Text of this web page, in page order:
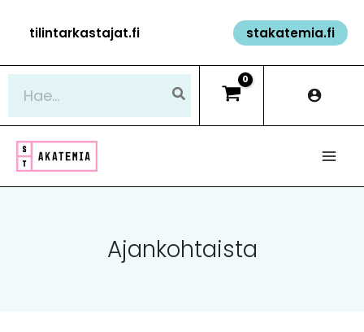
sisältöön
tilintarkastajat.fi stakatemia.fi
Ajankohtaista